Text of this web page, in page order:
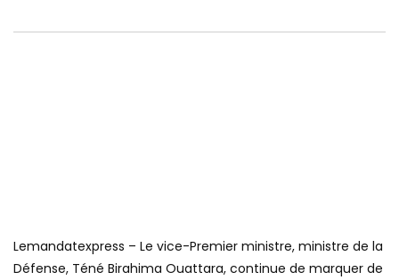
Lemandatexpress – Le vice-Premier ministre, ministre de la
Défense, Téné Birahima Ouattara, continue de marquer de